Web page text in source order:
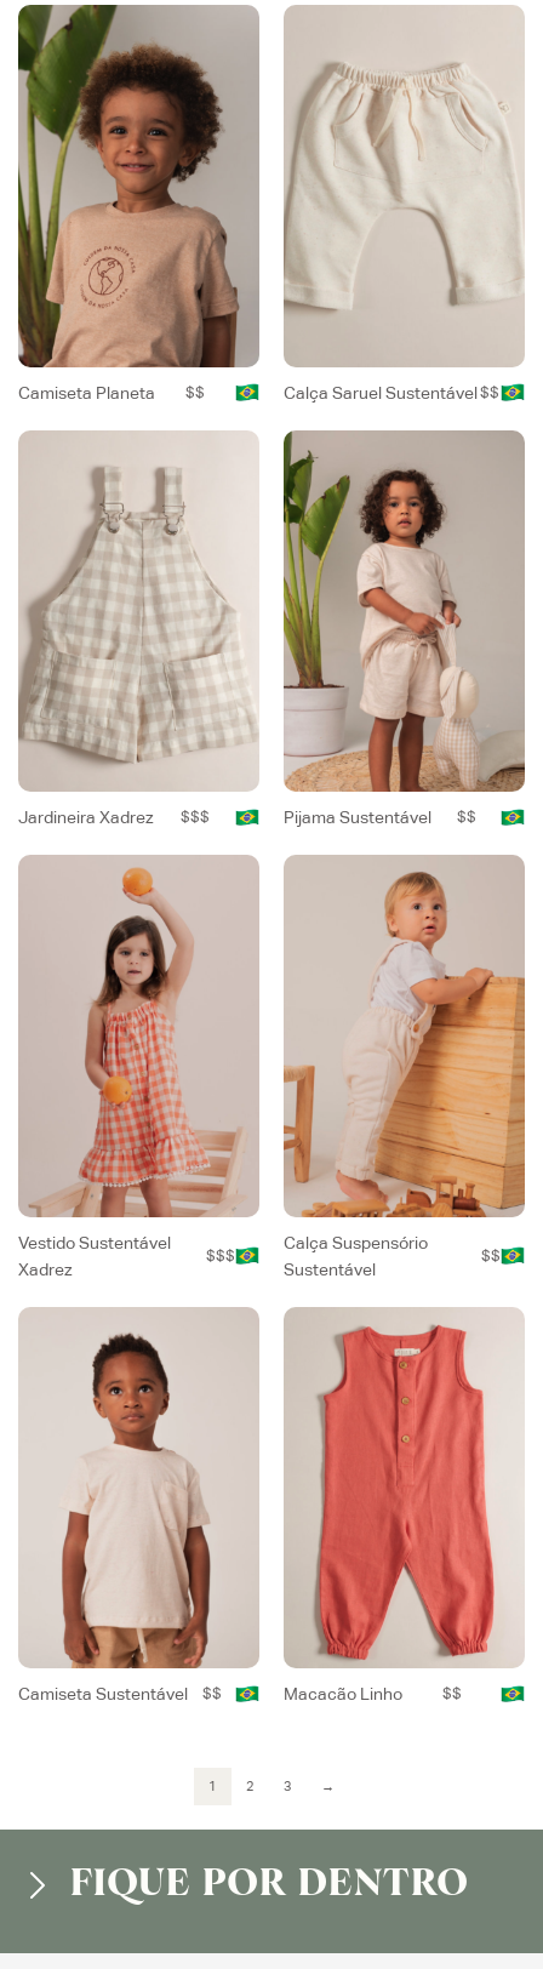
Camiseta Planeta $$ Calça Saruel Sustentável$$
Jardineira Xadrez $$$ Pijama Sustentável $$
Vestido Sustentável
Xadrez
$$$
Calça Suspensório
Sustentável
$$
Camiseta Sustentável $$ Macacão Linho $$
1 2 3 →
FIQUE POR DENTRO